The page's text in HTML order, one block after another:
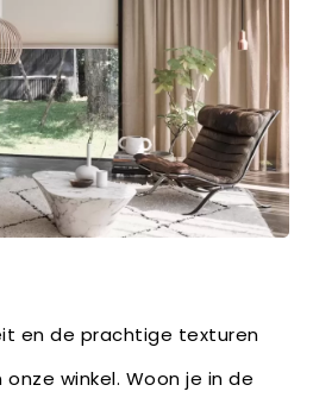
en de prachtige texturen
winkel. Woon je in de